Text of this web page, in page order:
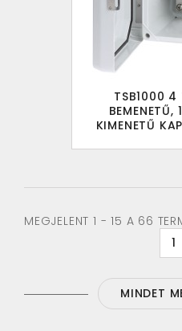
TSB1000 4
BEMENETŰ,
KIMENETŰ
MEGJELENT 1 - 15 A 66
1
MINDET